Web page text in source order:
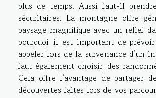
plus de temps. Aussi faut-il
sécuritaires. La montagne offre
paysage magnifique avec un relief
pourquoi il est important de
appeler lors de la survenance d’un
faut également choisir des
Cela offre l’avantage de partager
découvertes faites lors de vos